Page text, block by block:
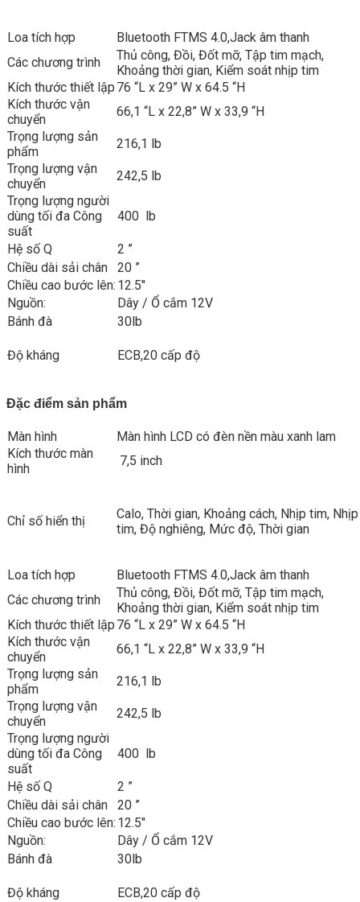
Loa tích hợp
Bluetooth FTMS 4.0,Jack âm thanh
Các chương trình
Thủ công, Đồi, Đốt mỡ, Tập tim mạch,
Khoảng thời gian, Kiểm soát nhịp tim
Kích thước thiết lập 76 “L x 29” W x 64.5 “H
Kích thước vận
chuyển
66,1 “L x 22,8” W x 33,9 “H
Trọng lượng sản
phẩm
216,1 lb
Trọng lượng vận
chuyển
242,5 lb
Trọng lượng người
dùng tối đa Công
suất
400 lb
Hệ số Q
2 ”
Chiều dài sải chân
20 ”
Chiều cao bước lên: 12.5″
Nguồn:
Dây / Ổ cắm 12V
Bánh đà
30lb
Độ kháng ECB,20 cấp độ
Đặc điểm sản phẩm
Màn hình
Màn hình LCD có đèn nền màu xanh lam
Kích thước màn
hình
7,5 inch
Chỉ số hiển thị
Calo, Thời gian, Khoảng cách, Nhịp tim, Nhịp
tim, Độ nghiêng, Mức độ, Thời gian
Loa tích hợp
Bluetooth FTMS 4.0,Jack âm thanh
Các chương trình
Thủ công, Đồi, Đốt mỡ, Tập tim mạch,
Khoảng thời gian, Kiểm soát nhịp tim
Kích thước thiết lập 76 “L x 29” W x 64.5 “H
Kích thước vận
chuyển
66,1 “L x 22,8” W x 33,9 “H
Trọng lượng sản
phẩm
216,1 lb
Trọng lượng vận
chuyển
242,5 lb
Trọng lượng người
dùng tối đa Công
suất
400 lb
Hệ số Q
2 ”
Chiều dài sải chân
20 ”
Chiều cao bước lên: 12.5″
Nguồn:
Dây / Ổ cắm 12V
Bánh đà
30lb
Độ kháng ECB,20 cấp độ